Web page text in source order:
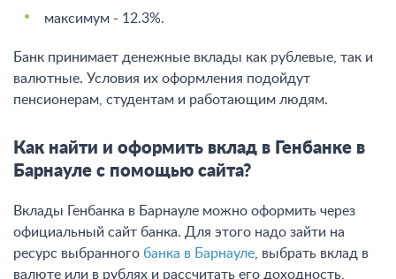
максимум - 12.3%.
Банк принимает денежные вклады как рублевые, так и
валютные. Условия их оформления подойдут
пенсионерам, студентам и работающим людям.
Как найти и оформить вклад в Генбанке в
Барнауле с помощью сайта?
Вклады Генбанка в Барнауле можно оформить через
официальный сайт банка. Для этого надо зайти на
ресурс выбранного банка в Барнауле , выбрать вклад в
валюте или в рублях и рассчитать его доходность,